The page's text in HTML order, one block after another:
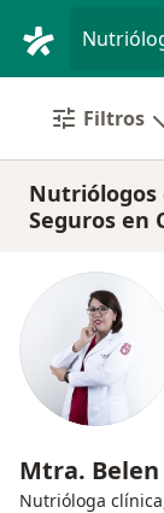
Filtros
Nutriólogos
Seguros en
Mtra.
Nutrióloga